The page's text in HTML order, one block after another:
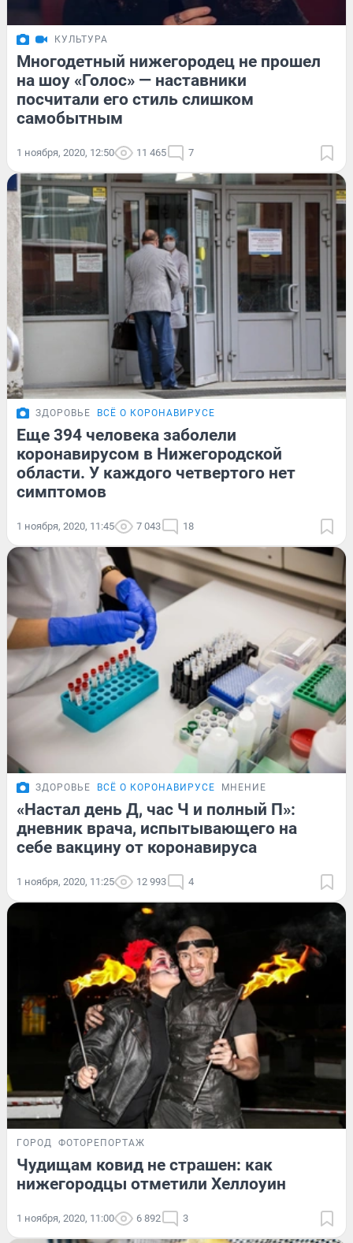
КУЛЬТУРА
Многодетный нижегородец не прошел
на шоу «Голос» — наставники
посчитали его стиль слишком
самобытным
1 ноября, 2020, 12:50 11 465 7
ЗДОРОВЬЕ ВСЁ О КОРОНАВИРУСЕ
Еще 394 человека заболели
коронавирусом в Нижегородской
области. У каждого четвертого нет
симптомов
1 ноября, 2020, 11:45 7 043 18
ЗДОРОВЬЕ ВСЁ О КОРОНАВИРУСЕ МНЕНИЕ
«Настал день Д, час Ч и полный П»:
дневник врача, испытывающего на
себе вакцину от коронавируса
1 ноября, 2020, 11:25 12 993 4
ГОРОД ФОТОРЕПОРТАЖ
Чудищам ковид не страшен: как
нижегородцы отметили Хеллоуин
1 ноября, 2020, 11:00 6 892 3